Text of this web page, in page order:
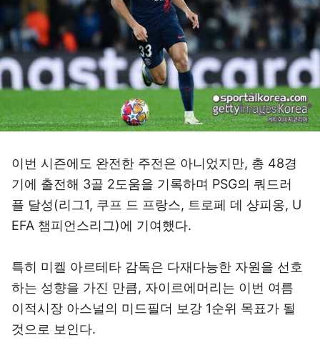
이번 시즌에도 완전한 주전은 아니었지만, 총 48경
기에 출전해 3골 2도움을 기록하며 PSG의 쿼드러
플 달성(리그1, 쿠프 드 프랑스, 트로페 데 샹피옹, U
EFA 챔피언스리그)에 기여했다.
특히 미켈 아르테타 감독은 다재다능한 자원을 선호
하는 성향을 가진 만큼, 자이르에머리는 이번 여름
이적시장 아스널의 미드필더 보강 1순위 목표가 될
것으로 보인다.